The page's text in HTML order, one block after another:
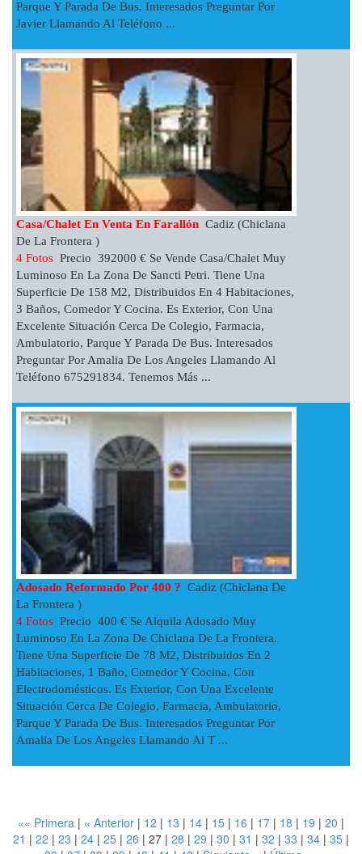
Parque Y Parada De Bus. Interesados Preguntar Por
Javier Llamando Al Teléfono ...
Casa/chalet En Venta En Farallón Cadiz (Chiclana
De La Frontera )
4 Fotos Precio 392000 € Se Vende Casa/chalet Muy
Luminoso En La Zona De Sancti Petri. Tiene Una
Superficie De 158 M2, Distribuidos En 4 Habitaciones,
3 Baños, Comedor Y Cocina. Es Exterior, Con Una
Excelente Situación Cerca De Colegio, Farmacia,
Ambulatorio, Parque Y Parada De Bus. Interesados
Preguntar Por Amalia De Los Angeles Llamando Al
Teléfono 675291834. Tenemos Más ...
Adosado Reformado Por 400 ? Cadiz (Chiclana De
La Frontera )
4 Fotos Precio 400 € Se Alquila Adosado Muy
Luminoso En La Zona De Chiclana De La Frontera.
Tiene Una Superficie De 78 M2, Distribuidos En 2
Habitaciones, 1 Baño, Comedor Y Cocina, Con
Electrodomésticos. Es Exterior, Con Una Excelente
Situación Cerca De Colegio, Farmacia, Ambulatorio,
Parque Y Parada De Bus. Interesados Preguntar Por
Amalia De Los Angeles Llamando Al T ...
«« Primera | « Anterior | 12 | 13 | 14 | 15 | 16 | 17 | 18 | 19 | 20 |
21 | 22 | 23 | 24 | 25 | 26 | 27 | 28 | 29 | 30 | 31 | 32 | 33 | 34 | 35 |